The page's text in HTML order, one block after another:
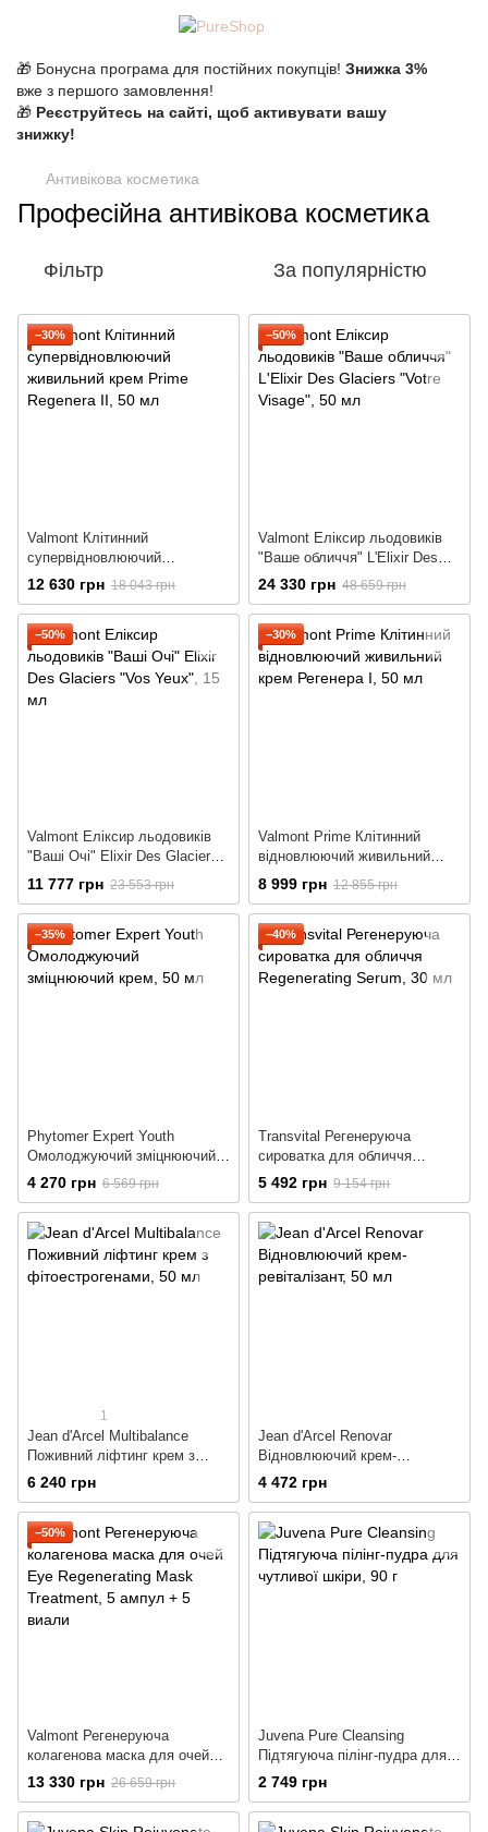
🎁 Бонусна програма для постійних покупців! Знижка 3%
вже з першого замовлення!
🎁 Реєструйтесь на сайті, щоб активувати вашу
знижку!
Антивікова косметика
Професійна антивікова косметика
Фільтр За популярністю
−30%
Valmont Клітинний
супервідновлюючий
живильний крем Prime
Regenera II
12 630 грн 18 043 грн
−50%
Valmont Еліксир льодовиків
"Ваше обличчя" L'Elixir Des
Glaciers "Votre Visage"
24 330 грн 48 659 грн
−50%
Valmont Еліксир льодовиків
"Ваші Очі" Elixir Des Glaciers
"Vos Yeux"
11 777 грн 23 553 грн
−30%
Valmont Prime Клітинний
відновлюючий живильний
крем Регенера I
8 999 грн 12 855 грн
−35%
Phytomer Expert Youth
Омолоджуючий зміцнюючий
крем
4 270 грн 6 569 грн
−40%
Transvital Регенеруюча
сироватка для обличчя
Regenerating Serum
5 492 грн 9 154 грн
1
Jean d'Arcel Multibalance
Поживний ліфтинг крем з
фітоестрогенами
6 240 грн
Jean d'Arcel Renovar
Відновлюючий крем-
ревіталізант
4 472 грн
−50%
Valmont Регенеруюча
колагенова маска для очей
Eye Regenerating Mask
Treatment
13 330 грн 26 659 грн
Juvena Pure Cleansing
Підтягуюча пілінг-пудра для
чутливої ​​шкіри
2 749 грн